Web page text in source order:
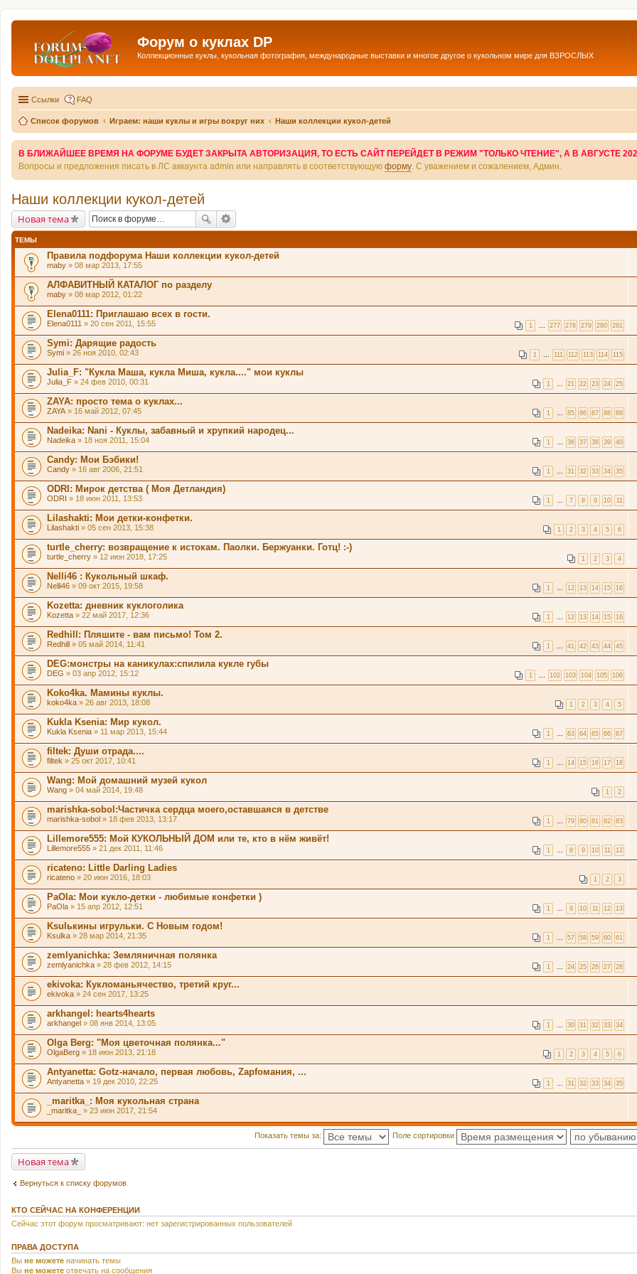
Форум о куклах DP
Коллекционные куклы, кукольная фотография, международные выставки и многое другое о кукольном мире для ВЗРОСЛЫХ
Ссылки FAQ
Список форумов Играем: наши куклы и игры вокруг них Наши коллекции кукол-детей
В БЛИЖАЙШЕЕ ВРЕМЯ НА ФОРУМЕ БУДЕТ ЗАКРЫТА АВТОРИЗАЦИЯ, ТО ЕСТЬ САЙТ ПЕРЕЙДЕТ В РЕЖИМ "ТОЛЬКО ЧТЕНИЕ", А В АВГУСТЕ
Вопросы и предложения писать в ЛС аккаунта admin или направлять в соответствующую форму . С уважением и сожалением, Админ.
Наши коллекции кукол-детей
Новая тема
ТЕМЫ
Правила подфорума Наши коллекции кукол-детей
maby » 08 мар 2013, 17:55
АЛФАВИТНЫЙ КАТАЛОГ по разделу
maby » 08 мар 2012, 01:22
Elena0111: Приглашаю всех в гости.
1 277 278 279 280 281
Elena0111 » 20 сен 2011, 15:55
Symi: Дарящие радость
1 111 112 113 114 115
Symi » 26 ноя 2010, 02:43
Julia_F: "Кукла Маша, кукла Миша, кукла...." мои куклы
1 21 22 23 24 25
Julia_F » 24 фев 2010, 00:31
ZAYA: просто тема о куклах...
1 85 86 87 88 89
ZAYA » 16 май 2012, 07:45
Nadeika: Nani - Куклы, забавный и хрупкий народец...
1 36 37 38 39 40
Nadeika » 18 ноя 2011, 15:04
Candy: Мои Бэбики!
1 31 32 33 34 35
Candy » 16 авг 2006, 21:51
ODRI: Мирок детства ( Моя Детландия)
1 7 8 9 10 11
ODRI » 18 июн 2011, 13:53
Lilashakti: Мои детки-конфетки.
1 2 3 4 5 6
Lilashakti » 05 сен 2013, 15:38
turtle_cherry: возвращение к истокам. Паолки. Бержуанки. Готц! :-)
1 2 3 4
turtle_cherry » 12 июн 2018, 17:25
Nelli46 : Кукольный шкаф.
1 12 13 14 15 16
Nelli46 » 09 окт 2015, 19:58
Kozetta: дневник куклоголика
1 12 13 14 15 16
Kozetta » 22 май 2017, 12:36
Redhill: Пляшите - вам письмо! Том 2.
1 41 42 43 44 45
Redhill » 05 май 2014, 11:41
DEG:монстры на каникулах:спилила кукле губы
1 102 103 104 105 106
DEG » 03 апр 2012, 15:12
Koko4ka. Мамины куклы.
1 2 3 4 5
koko4ka » 26 авг 2013, 18:08
Kukla Ksenia: Мир кукол.
1 63 64 65 66 67
Kukla Ksenia » 11 мар 2013, 15:44
filtek: Души отрада....
1 14 15 16 17 18
filtek » 25 окт 2017, 10:41
Wang: Мой домашний музей кукол
1 2
Wang » 04 май 2014, 19:48
marishka-sobol:Частичка сердца моего,оставшаяся в детстве
1 79 80 81 82 83
marishka-sobol » 18 фев 2013, 13:17
Lillemore555: Мой КУКОЛЬНЫЙ ДОМ или те, кто в нём живёт!
1 8 9 10 11 12
Lillemore555 » 21 дек 2011, 11:46
ricateno: Little Darling Ladies
1 2 3
ricateno » 20 июн 2016, 18:03
PaOla: Мои кукло-детки - любимые конфетки )
1 9 10 11 12 13
PaOla » 15 апр 2012, 12:51
Ksulькины игрульки. С Новым годом!
1 57 58 59 60 61
Ksulka » 28 мар 2014, 21:35
zemlyanichka: Земляничная полянка
1 24 25 26 27 28
zemlyanichka » 28 фев 2012, 14:15
ekivoka: Кукломаньячество, третий круг...
ekivoka » 24 сен 2017, 13:25
arkhangel: hearts4hearts
1 30 31 32 33 34
arkhangel » 08 янв 2014, 13:05
Olga Berg: "Моя цветочная полянка..."
1 2 3 4 5 6
OlgaBerg » 18 июн 2013, 21:18
Antyanetta: Gotz-начало, первая любовь, Zapfомания, ...
1 31 32 33 34 35
Antyanetta » 19 дек 2010, 22:25
_maritka_: Моя кукольная страна
_maritka_ » 23 июн 2017, 21:54
Показать темы за: Поле сортировки
Новая тема
Вернуться к списку форумов
КТО СЕЙЧАС НА КОНФЕРЕНЦИИ
Сейчас этот форум просматривают: нет зарегистрированных пользователей
ПРАВА ДОСТУПА
Вы не можете начинать темы
Вы не можете отвечать на сообщения